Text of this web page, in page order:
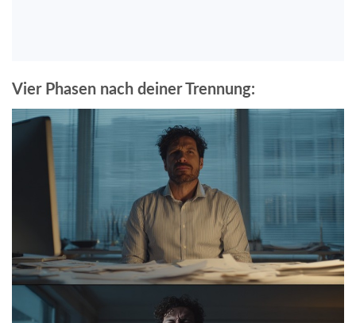
Vier Phasen nach deiner Trennung: